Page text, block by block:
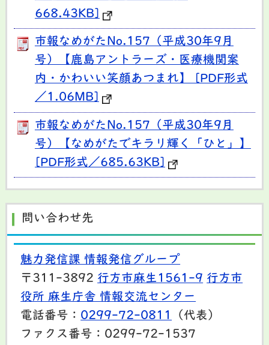
668.43KB]
市報なめがたNo.157（平成30年9月
号）【鹿島アントラーズ・医療機関案
内・かわいい笑顔あつまれ】 [PDF形式
／1.06MB]
市報なめがたNo.157（平成30年9月
号）【なめがたでキラリ輝く「ひと」】
[PDF形式／685.63KB]
問い合わせ先
魅力発信課 情報発信グループ
〒311-3892 行方市麻生1561-9 行方市
役所 麻生庁舎 情報交流センター
電話番号： 0299-72-0811
（代表）
ファクス番号：0299-72-1537